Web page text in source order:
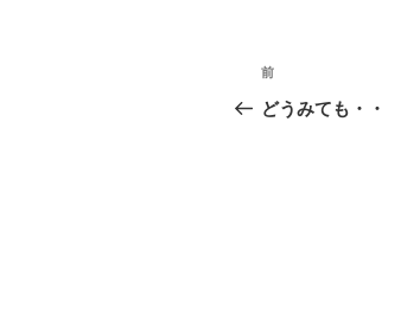
投
稿
前
の
前
どうみても・・